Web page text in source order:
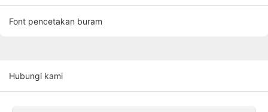
Font pencetakan buram
Hubungi kami